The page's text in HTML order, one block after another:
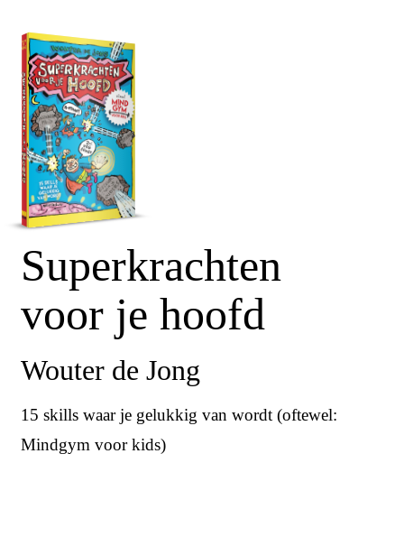
Superkrachten
voor je hoofd
Wouter de Jong
15 skills waar je gelukkig van wordt (oftewel:
Mindgym voor kids)